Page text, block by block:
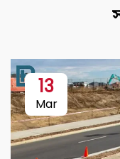
13
Mar